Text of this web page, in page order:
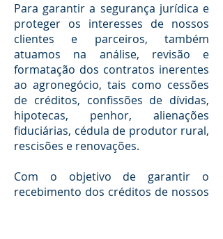
Para garantir a segurança jurídica e
proteger os interesses de nossos
clientes e parceiros, também
atuamos na análise, revisão e
formatação dos contratos inerentes
ao agronegócio, tais como cessões
de créditos, confissões de dívidas,
hipotecas, penhor, alienações
fiduciárias, cédula de produtor rural,
rescisões e renovações.
Com o objetivo de garantir o
recebimento dos créditos de nossos